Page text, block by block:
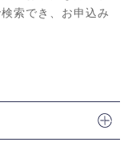
索でき、お申込み